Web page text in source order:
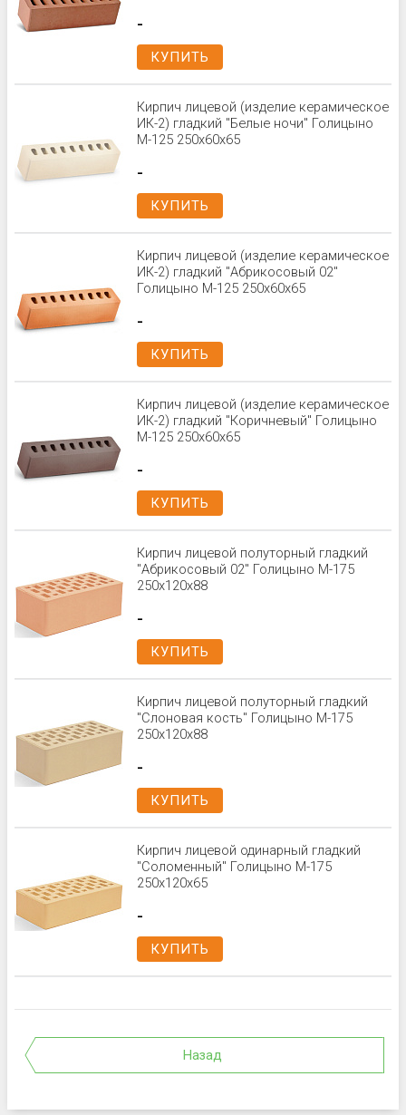
-
КУПИТЬ
Кирпич лицевой (изделие керамическое
ИК-2) гладкий "Белые ночи" Голицыно
М-125 250х60х65
-
КУПИТЬ
Кирпич лицевой (изделие керамическое
ИК-2) гладкий "Абрикосовый 02"
Голицыно М-125 250х60х65
-
КУПИТЬ
Кирпич лицевой (изделие керамическое
ИК-2) гладкий "Коричневый" Голицыно
М-125 250х60х65
-
КУПИТЬ
Кирпич лицевой полуторный гладкий
"Абрикосовый 02" Голицыно М-175
250x120x88
-
КУПИТЬ
Кирпич лицевой полуторный гладкий
"Слоновая кость" Голицыно М-175
250x120x88
-
КУПИТЬ
Кирпич лицевой одинарный гладкий
"Соломенный" Голицыно М-175
250x120x65
-
КУПИТЬ
Назад